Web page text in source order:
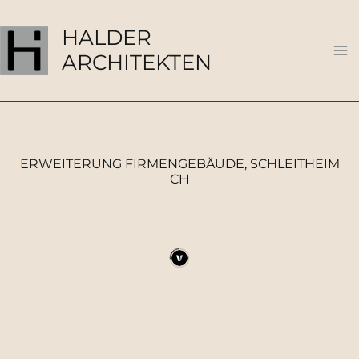
Inhalt
springen
HALDER
ARCHITEKTEN
ERWEITERUNG FIRMENGEBÄUDE, SCHLEITHEIM
CH